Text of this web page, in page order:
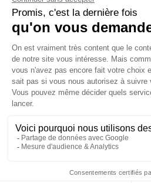
Besoin d'aide pour
produit ?
votre